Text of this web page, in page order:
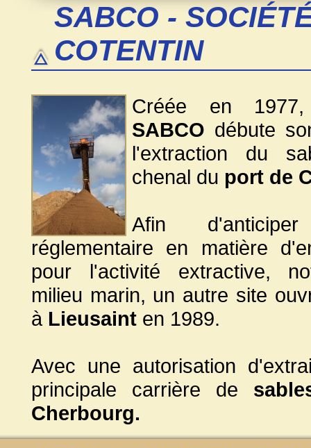
SABCO -
COTENTIN
Créée en
SABCO débute
l'extraction du
chenal du port de
Afin
réglementaire en matière
pour l'activité extractive,
milieu marin, un autre site
à Lieusaint en 1989.
Avec une autorisation
principale carrière de
Cherbourg.